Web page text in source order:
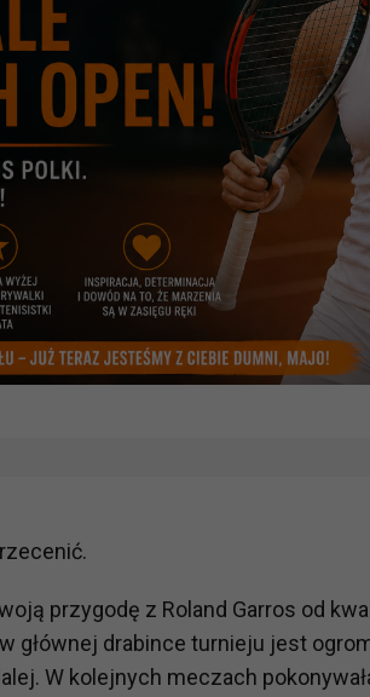
przygodę z Roland Garros od
głównej drabince turnieju jest
W kolejnych meczach